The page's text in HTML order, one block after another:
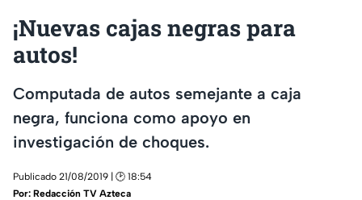
¡Nuevas cajas negras para
autos!
Computada de autos semejante a caja
negra, funciona como apoyo en
investigación de choques.
Publicado 21/08/2019 | 🕑 18:54
Por: Redacción TV Azteca